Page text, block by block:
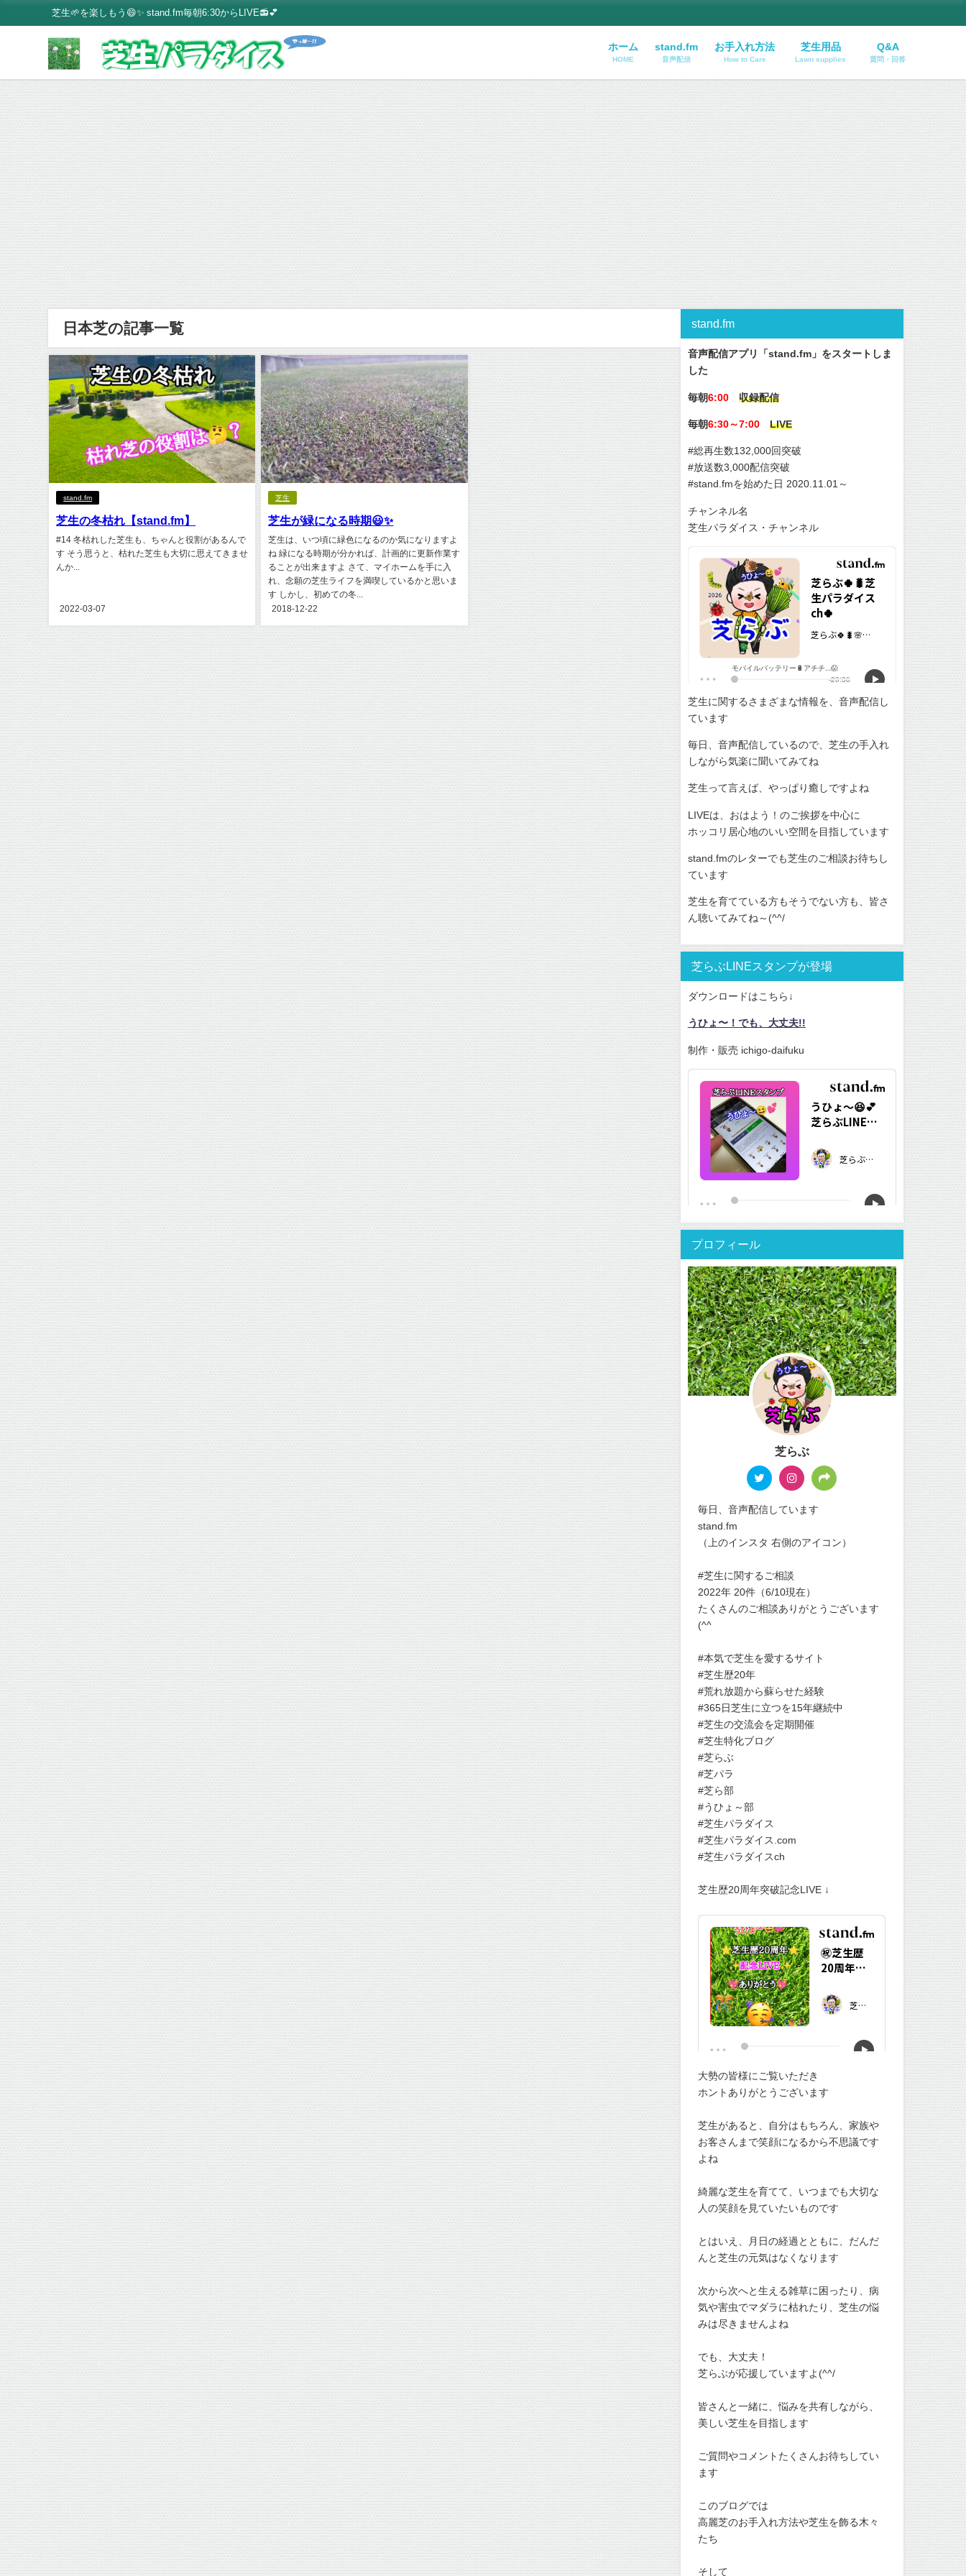
芝生🌱を楽しもう😄✨ stand.fm毎朝6:30からLIVE📻💕
ホーム
HOME
stand.fm
音声配信
お手入れ方法
How to Care
芝生用品
Lawn supplies
Q&A
質問・回答
日本芝の記事一覧
stand.fm
芝生の冬枯れ【stand.fm】
#14 冬枯れした芝生も、ちゃんと役割があるんで
す そう思うと、枯れた芝生も大切に思えてきませ
んか...
2022-03-07
芝生
芝生が緑になる時期😃✨
芝生は、いつ頃に緑色になるのか気になりますよ
ね 緑になる時期が分かれば、計画的に更新作業す
ることが出来ますよ さて、マイホームを手に入
れ、念願の芝生ライフを満喫しているかと思いま
す しかし、初めての冬...
2018-12-22
stand.fm
音声配信アプリ「stand.fm」をスタートしま
した
毎朝6:00 収録配信
毎朝6:30～7:00 LIVE
#総再生数132,000回突破
#放送数3,000配信突破
#stand.fmを始めた日 2020.11.01～
チャンネル名
芝生パラダイス・チャンネル
芝生に関するさまざまな情報を、音声配信し
ています
毎日、音声配信しているので、芝生の手入れ
しながら気楽に聞いてみてね
芝生って言えば、やっぱり癒しですよね
LIVEは、おはよう！のご挨拶を中心に
ホッコリ居心地のいい空間を目指しています
stand.fmのレターでも芝生のご相談お待ちし
ています
芝生を育てている方もそうでない方も、皆さ
ん聴いてみてね～(^^/
芝らぶLINEスタンプが登場
ダウンロードはこちら↓
うひょ〜！でも、大丈夫!!
制作・販売 ichigo-daifuku
プロフィール
芝らぶ
毎日、音声配信しています
stand.fm
（上のインスタ 右側のアイコン）
#芝生に関するご相談
2022年 20件（6/10現在）
たくさんのご相談ありがとうございます
(^^
#本気で芝生を愛するサイト
#芝生歴20年
#荒れ放題から蘇らせた経験
#365日芝生に立つを15年継続中
#芝生の交流会を定期開催
#芝生特化ブログ
#芝らぶ
#芝パラ
#芝ら部
#うひょ～部
#芝生パラダイス
#芝生パラダイス.com
#芝生パラダイスch
芝生歴20周年突破記念LIVE ↓
大勢の皆様にご覧いただき
ホントありがとうございます
芝生があると、自分はもちろん、家族や
お客さんまで笑顔になるから不思議です
よね
綺麗な芝生を育てて、いつまでも大切な
人の笑顔を見ていたいものです
とはいえ、月日の経過とともに、だんだ
んと芝生の元気はなくなります
次から次へと生える雑草に困ったり、病
気や害虫でマダラに枯れたり、芝生の悩
みは尽きませんよね
でも、大丈夫！
芝らぶが応援していますよ(^^/
皆さんと一緒に、悩みを共有しながら、
美しい芝生を目指します
ご質問やコメントたくさんお待ちしてい
ます
このブログでは
高麗芝のお手入れ方法や芝生を飾る木々
たち
そして